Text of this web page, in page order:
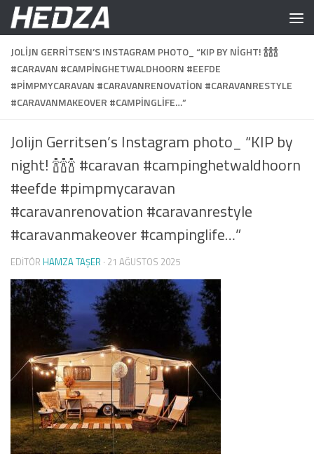
Skip to content
JOLIJN GERRITSEN’S INSTAGRAM PHOTO_ “KIP BY NIGHT! 🍾🍾🍾
#CARAVAN #CAMPINGHETWALDHOORN #EEFDE
#PIMPMYCARAVAN #CARAVANRENOVATION #CARAVANRESTYLE
#CARAVANMAKEOVER #CAMPINGLIFE…”
Jolijn Gerritsen’s Instagram photo_ “KIP by
night! 🍾🍾🍾 #caravan #campinghetwaldhoorn
#eefde #pimpmycaravan
#caravanrenovation #caravanrestyle
#caravanmakeover #campinglife…”
EDITÖR HAMZA TAŞER · 21 AĞUSTOS 2025